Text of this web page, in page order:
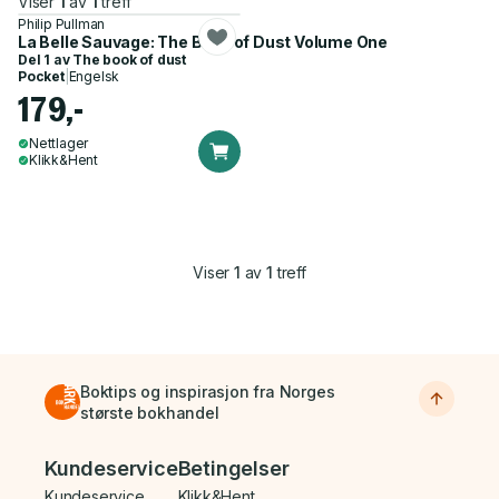
Philip Pullman
La Belle Sauvage: The Book of Dust Volume One
Del 1 av The book of dust
Pocket| Engelsk
179,-
Nettlager
Klikk&Hent
Viser1 av 1 treff
Boktips og inspirasjon fra Norges
største bokhandel
Bunnmeny
KundeserviceBetingelser